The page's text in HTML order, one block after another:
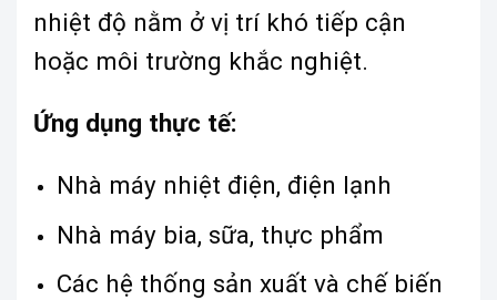
nhiệt độ nằm ở vị trí khó tiếp cận
hoặc môi trường khắc nghiệt.
Ứng dụng thực tế:
Nhà máy nhiệt điện, điện lạnh
Nhà máy bia, sữa, thực phẩm
Các hệ thống sản xuất và chế biến